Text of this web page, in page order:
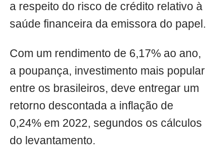
a respeito do risco de crédito relativo à
saúde financeira da emissora do papel.
Com um rendimento de 6,17% ao ano,
a poupança, investimento mais popular
entre os brasileiros, deve entregar um
retorno descontada a inflação de
0,24% em 2022, segundos os cálculos
do levantamento.